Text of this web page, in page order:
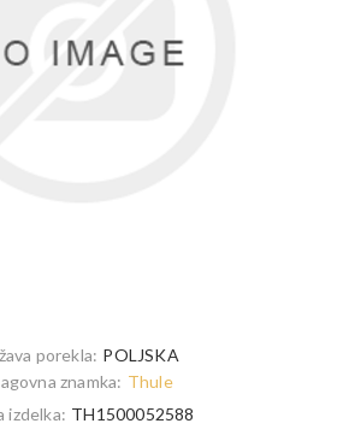
porekla: POLJSKA
znamka: Thule
izdelka: TH1500052588